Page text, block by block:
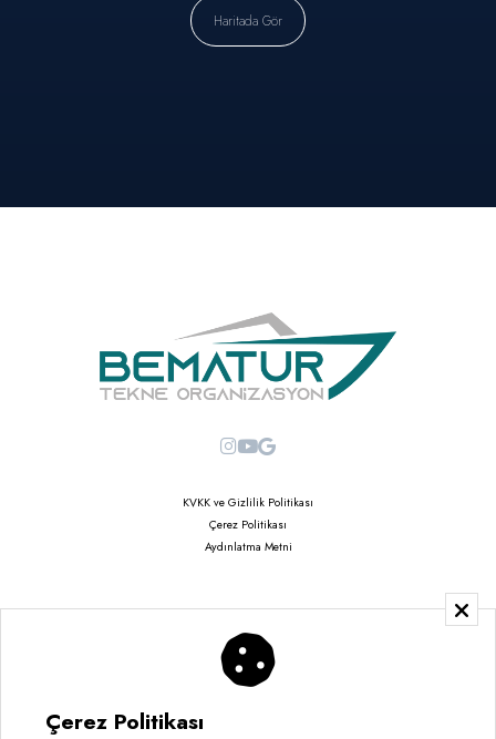
KVKK ve Gizlilik Politikası
Çerez Politikası
Aydınlatma Metni
Copyright © 2026
Saruhan Web Ajans | Tüm Hakları Saklıdır
Haritada Gör
Çerez Politikası